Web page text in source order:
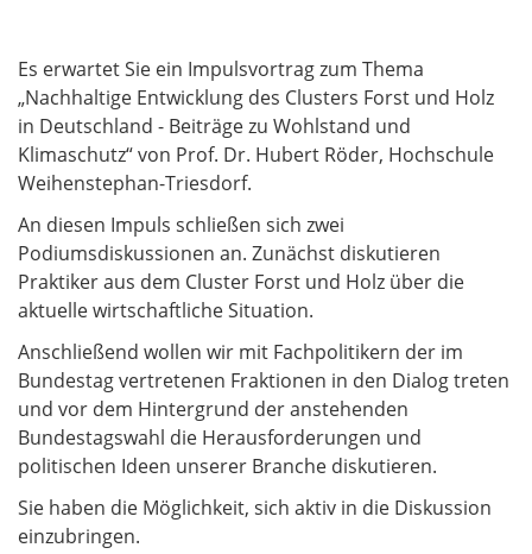
Es erwartet Sie ein Impulsvortrag zum Thema
„Nachhaltige Entwicklung des Clusters Forst und Holz
in Deutschland - Beiträge zu Wohlstand und
Klimaschutz“ von Prof. Dr. Hubert Röder, Hochschule
Weihenstephan-Triesdorf.
An diesen Impuls schließen sich zwei
Podiumsdiskussionen an. Zunächst diskutieren
Praktiker aus dem Cluster Forst und Holz über die
aktuelle wirtschaftliche Situation.
Anschließend wollen wir mit Fachpolitikern der im
Bundestag vertretenen Fraktionen in den Dialog treten
und vor dem Hintergrund der anstehenden
Bundestagswahl die Herausforderungen und
politischen Ideen unserer Branche diskutieren.
Sie haben die Möglichkeit, sich aktiv in die Diskussion
einzubringen.